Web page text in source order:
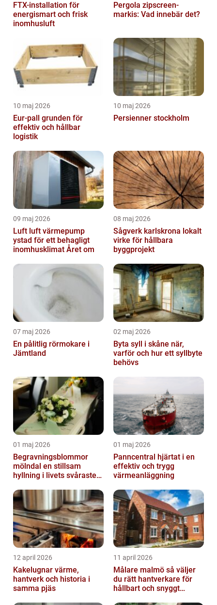
FTX-installation för
energismart och frisk
inomhusluft
Pergola zipscreen-
markis: Vad innebär det?
10 maj 2026
Eur-pall grunden för
effektiv och hållbar
logistik
10 maj 2026
Persienner stockholm
09 maj 2026
Luft luft värmepump
ystad för ett behagligt
inomhusklimat Året om
08 maj 2026
Sågverk karlskrona lokalt
virke för hållbara
byggprojekt
07 maj 2026
En pålitlig rörmokare i
Jämtland
02 maj 2026
Byta syll i skåne när,
varför och hur ett syllbyte
behövs
01 maj 2026
Begravningsblommor
mölndal en stillsam
hyllning i livets svåraste
01 maj 2026
Panncentral hjärtat i en
effektiv och trygg
värmeanläggning
12 april 2026
Kakelugnar värme,
hantverk och historia i
samma pjäs
11 april 2026
Målare malmö så väljer
du rätt hantverkare för
hållbart och snyggt